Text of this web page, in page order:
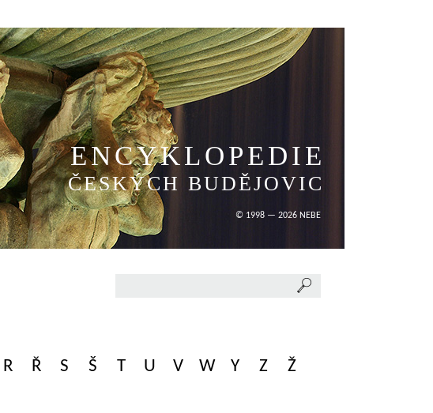
ENCYKLOPEDIE
ČESKÝCH BUDĚJOVIC
© 1998 — 2026 NEBE
R Ř S Š T U V W Y Z Ž